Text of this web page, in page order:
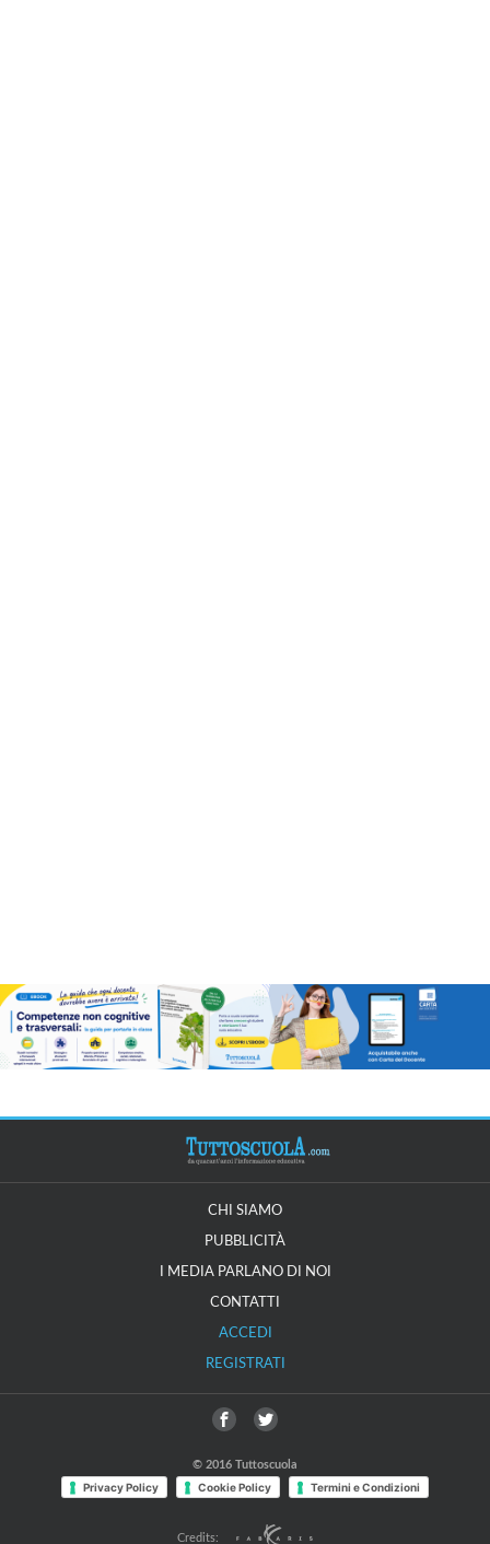
CHI SIAMO
PUBBLICITÀ
I MEDIA PARLANO DI NOI
CONTATTI
ACCEDI
REGISTRATI
© 2016 Tuttoscuola
Privacy Policy Cookie Policy Termini e Condizioni
Credits: